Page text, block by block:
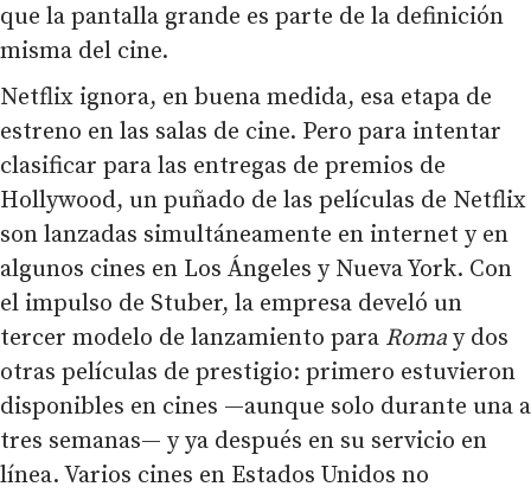
que la pantalla grande es parte de la definición
misma del cine.
Netflix ignora, en buena medida, esa etapa de
estreno en las salas de cine. Pero para intentar
clasificar para las entregas de premios de
Hollywood, un puñado de las películas de Netflix
son lanzadas simultáneamente en internet y en
algunos cines en Los Ángeles y Nueva York. Con
el impulso de Stuber, la empresa develó un
tercer modelo de lanzamiento para Roma y dos
otras películas de prestigio: primero estuvieron
disponibles en cines —aunque solo durante una a
tres semanas— y ya después en su servicio en
línea. Varios cines en Estados Unidos no